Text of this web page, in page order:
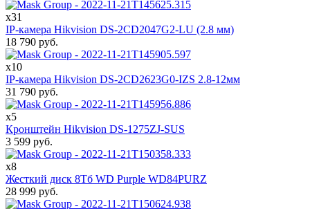
x31
IP-камера Hikvision DS-2CD2047G2-LU (2.8 мм)
18 790 руб.
x10
IP-камера Hikvision DS-2CD2623G0-IZS 2.8-12мм
31 790 руб.
x5
Кронштейн Hikvision DS-1275ZJ-SUS
3 599 руб.
x8
Жесткий диск 8Тб WD Purple WD84PURZ
28 999 руб.